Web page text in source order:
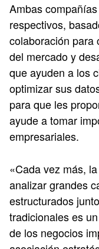
Ambas
respectivos,
colaboración para
del mercado y
que ayuden a los
optimizar sus
para que les
ayude a tomar
empresariales.
«Cada vez más,
analizar grandes
estructurados
tradicionales es
de los negocios